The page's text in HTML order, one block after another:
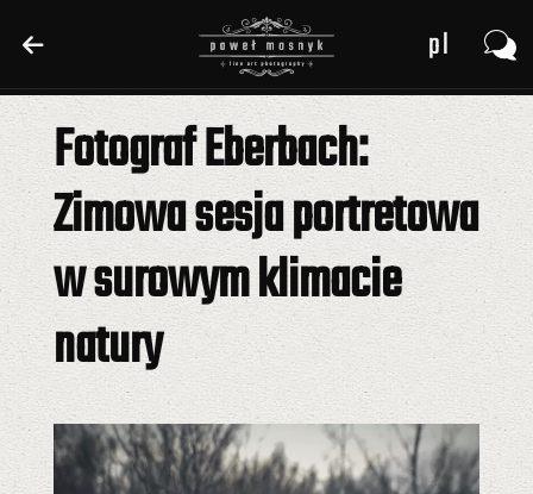
pl
en
de
pl
en
de
Fotograf Eberbach:
Zimowa sesja portretowa
w surowym klimacie
natury